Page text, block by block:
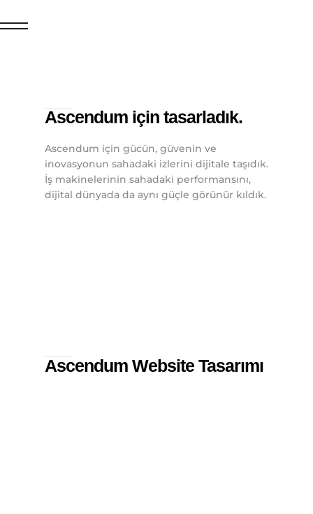
Ascendum için tasarladık.
Ascendum için gücün, güvenin ve
inovasyonun sahadaki izlerini dijitale taşıdık.
İş makinelerinin sahadaki performansını,
dijital dünyada da aynı güçle görünür kıldık.
Ascendum Website Tasarımı